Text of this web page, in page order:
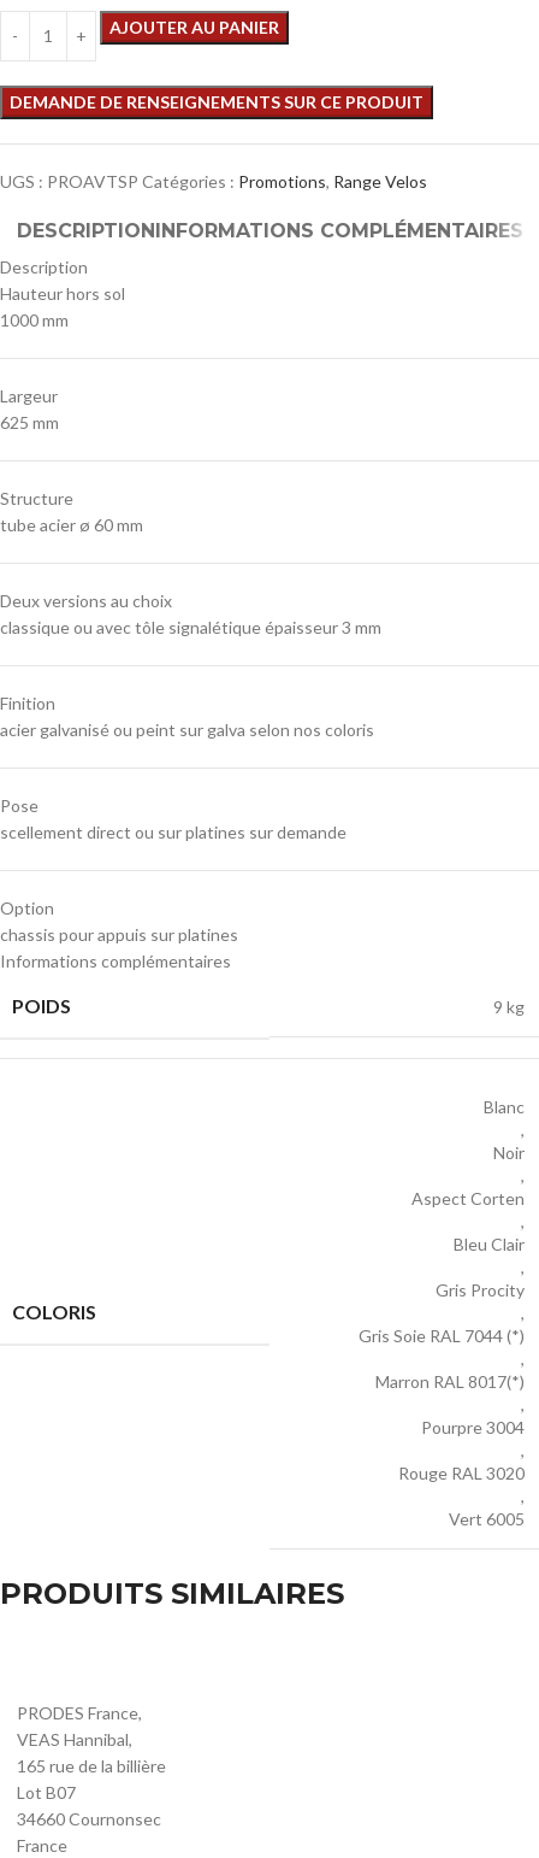
AJOUTER AU PANIER
UGS : PROAVTSP Catégories : Promotions, Range Velos
DESCRIPTIONINFORMATIONS COMPLÉMENTAIRES
Description
Hauteur hors sol
1000 mm
Largeur
625 mm
Structure
tube acier ø 60 mm
Deux versions au choix
classique ou avec tôle signalétique épaisseur 3 mm
Finition
acier galvanisé ou peint sur galva selon nos coloris
Pose
scellement direct ou sur platines sur demande
Option
chassis pour appuis sur platines
Informations complémentaires
POIDS 9 kg
COLORIS
Blanc
,
Noir
,
Aspect Corten
,
Bleu Clair
,
Gris Procity
,
Gris Soie RAL 7044 (*)
,
Marron RAL 8017(*)
,
Pourpre 3004
,
Rouge RAL 3020
,
Vert 6005
PRODUITS SIMILAIRES
PRODES France,
VEAS Hannibal,
165 rue de la billière
Lot B07
34660 Cournonsec
France